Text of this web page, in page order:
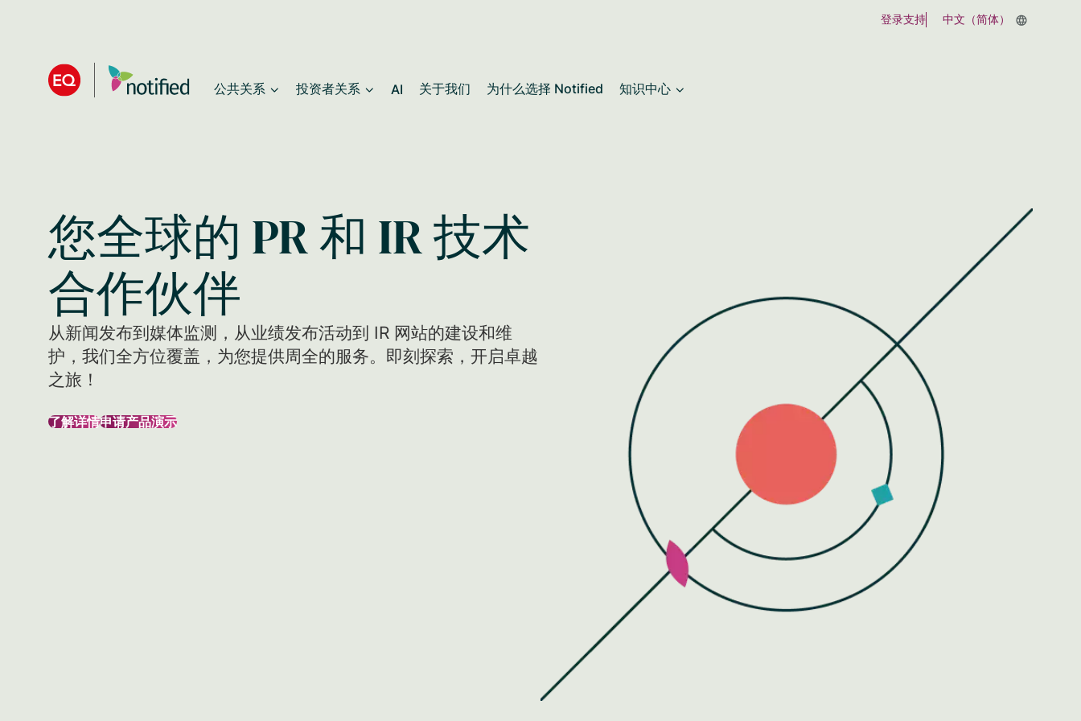
登录支持 中文（简体）
公共关系 投资者关系 AI 关于我们 为什么选择 Notified 知识中心
您全球的 PR 和 IR 技术
合作伙伴
从新闻发布到媒体监测，从业绩发布活动到 IR 网站的建设和维
护，我们全方位覆盖，为您提供周全的服务。即刻探索，开启卓越
之旅！
了解详情申请产品演示